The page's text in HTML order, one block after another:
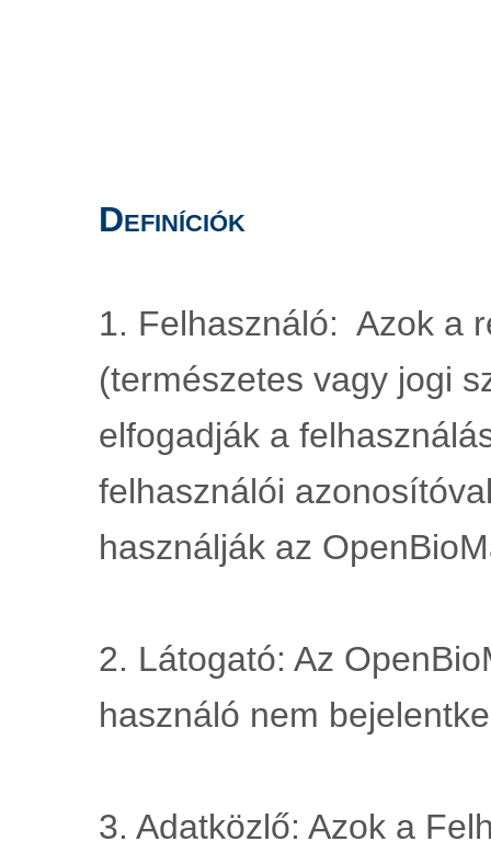
Definíciók
1. Felhasználó:  Azok a
(természetes vagy jogi
elfogadják a
felhasználói
használják az
2. Látogató: Az
használó nem
3. Adatközlő: Azok a